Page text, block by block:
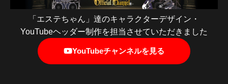
「エステちゃん」達のキャラクターデザイン・
YouTubeヘッダー制作を担当させていただきました
YouTubeチャンネルを見る